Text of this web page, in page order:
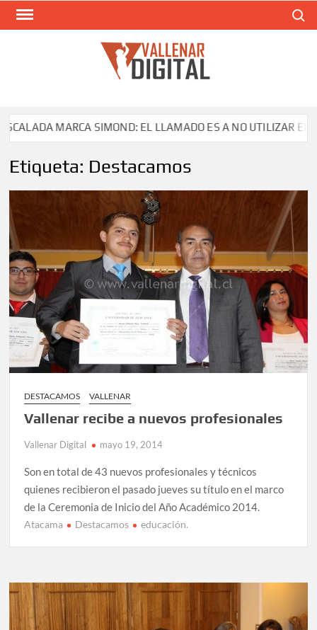
Saltar
MARCA SIMOND: EL LLAMADO ES A NO UTILIZAR EL
Etiqueta: Destacamos
DESTACAMOS VALLENAR
Vallenar recibe a nuevos profesionales
Vallenar Digital mayo 19, 2014
Son en total de 43 nuevos profesionales y técnicos
quienes recibieron el pasado jueves su título en el marco
de la Ceremonia de Inicio del Año Académico 2014.
Atacama Destacamos educación.